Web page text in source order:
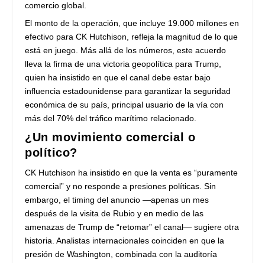
comercio global.
El monto de la operación, que incluye 19.000 millones en
efectivo para CK Hutchison, refleja la magnitud de lo que
está en juego. Más allá de los números, este acuerdo
lleva la firma de una victoria geopolítica para Trump,
quien ha insistido en que el canal debe estar bajo
influencia estadounidense para garantizar la seguridad
económica de su país, principal usuario de la vía con
más del 70% del tráfico marítimo relacionado.
¿Un movimiento comercial o
político?
CK Hutchison ha insistido en que la venta es “puramente
comercial” y no responde a presiones políticas. Sin
embargo, el timing del anuncio —apenas un mes
después de la visita de Rubio y en medio de las
amenazas de Trump de “retomar” el canal— sugiere otra
historia. Analistas internacionales coinciden en que la
presión de Washington, combinada con la auditoría